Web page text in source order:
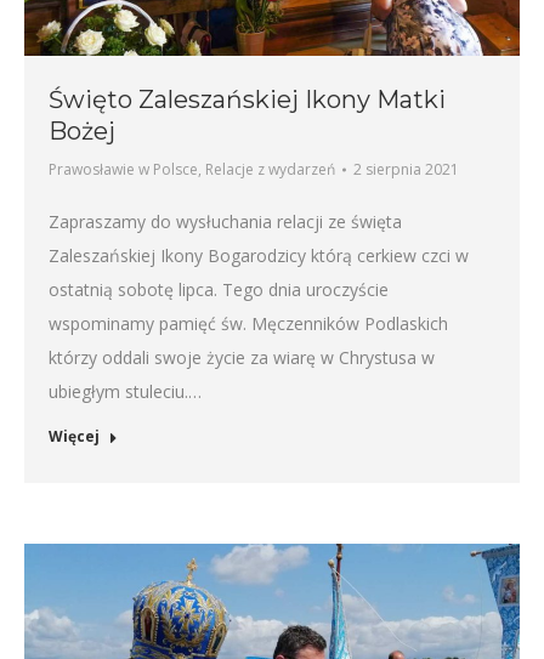
Święto Zaleszańskiej Ikony Matki
Bożej
Prawosławie w Polsce, Relacje z wydarzeń 2 sierpnia 2021
Zapraszamy do wysłuchania relacji ze święta
Zaleszańskiej Ikony Bogarodzicy którą cerkiew czci w
ostatnią sobotę lipca. Tego dnia uroczyście
wspominamy pamięć św. Męczenników Podlaskich
którzy oddali swoje życie za wiarę w Chrystusa w
ubiegłym stuleciu.…
Więcej